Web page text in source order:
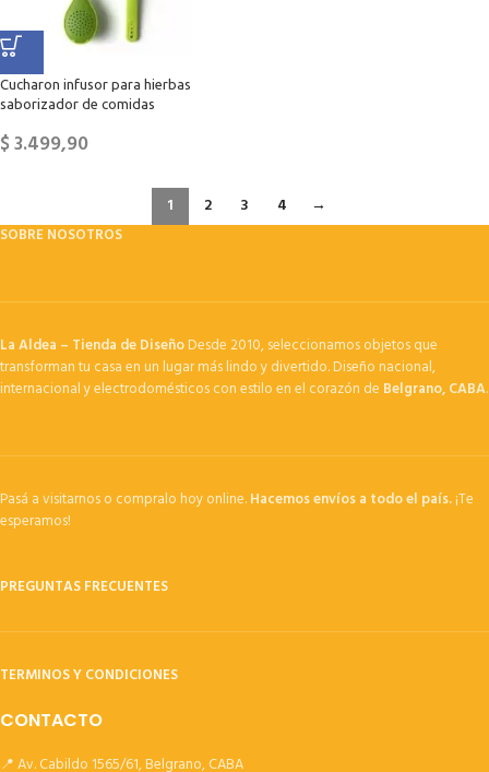
Cucharon infusor para hierbas
saborizador de comidas
$3.499,90
1 2 3 4 →
SOBRE NOSOTROS
La Aldea – Tienda de DiseñoDesde 2010, seleccionamos objetos que
transforman tu casa en un lugar más lindo y divertido. Diseño nacional,
internacional y electrodomésticos con estilo en el corazón de Belgrano, CABA.
Pasá a visitarnos o compralo hoy online.Hacemos envíos a todo el país.¡Te
esperamos!
PREGUNTAS FRECUENTES
TERMINOS Y CONDICIONES
CONTACTO
📍 Av. Cabildo 1565/61, Belgrano, CABA